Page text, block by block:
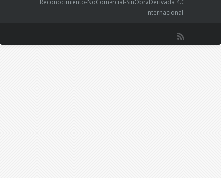
Reconocimiento-NoComercial-SinObraDerivada 4.0
Internacional